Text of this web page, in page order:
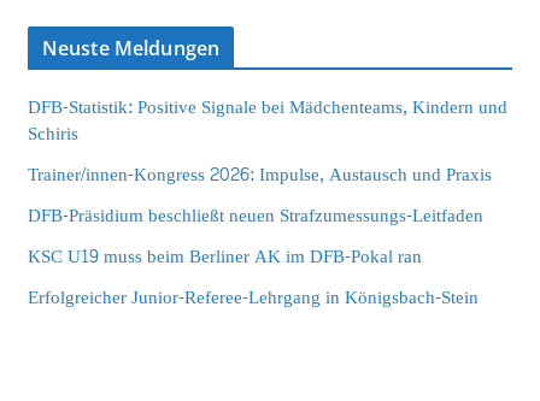
Neuste Meldungen
DFB-Statistik: Positive Signale bei Mädchenteams, Kindern und
Schiris
Trainer/innen-Kongress 2026: Impulse, Austausch und Praxis
DFB-Präsidium beschließt neuen Strafzumessungs-Leitfaden
KSC U19 muss beim Berliner AK im DFB-Pokal ran
Erfolgreicher Junior-Referee-Lehrgang in Königsbach-Stein